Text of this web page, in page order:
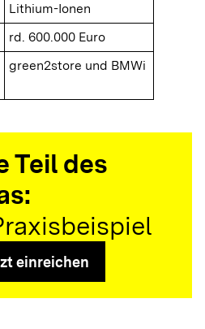
Lithium-Ionen
rd. 600.000 Euro
green2store und BMWi
Teil des
einreichen